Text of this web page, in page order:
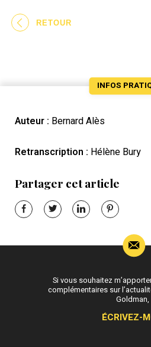
RETOUR
INFOS
Auteur : Bernard Alès
Retranscription : Hélène Bury
Partager cet article
Si vous souhaitez
complémentaires sur
Goldman,
ÉCRIVEZ-